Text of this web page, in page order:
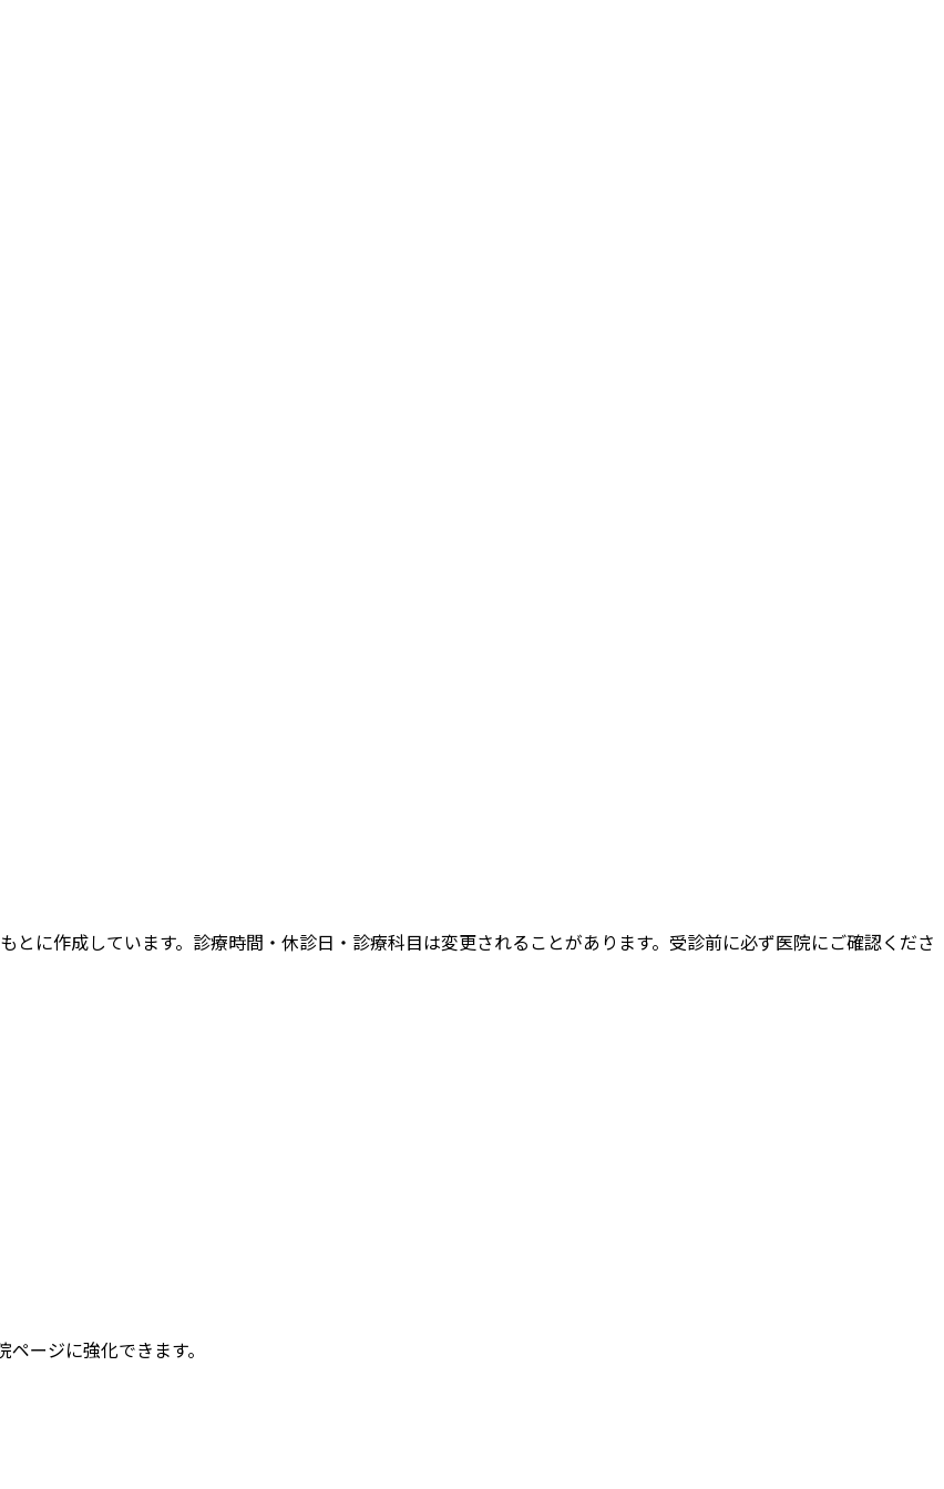
とに作成しています。診療時間・休診日・診療科目は変更されることがあります。受診前に必ず医院にご確認くださ
ージに強化できます。